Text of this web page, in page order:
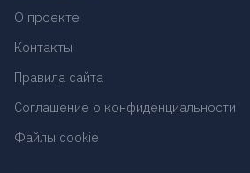
О проекте
Контакты
Правила сайта
Соглашение о конфиденциальности
Файлы cookie